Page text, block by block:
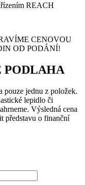
REACH
CENOVOU
OD PODÁNÍ!
PODLAHA
pouze jednu z položek.
lepidlo či
Výsledná cena
představu o finanční